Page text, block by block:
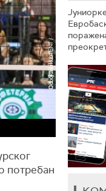
потребан